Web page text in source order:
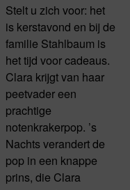
Stelt u zich voor: het
is kerstavond en bij de
familie Stahlbaum is
het tijd voor cadeaus.
Clara krijgt van haar
peetvader een
prachtige
notenkrakerpop. ’s
Nachts verandert de
pop in een knappe
prins, die Clara